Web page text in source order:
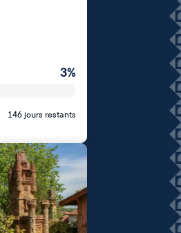
3%
146 jours restants